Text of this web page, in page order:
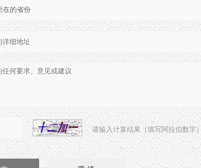
请输入计算结果（填写阿拉伯数字